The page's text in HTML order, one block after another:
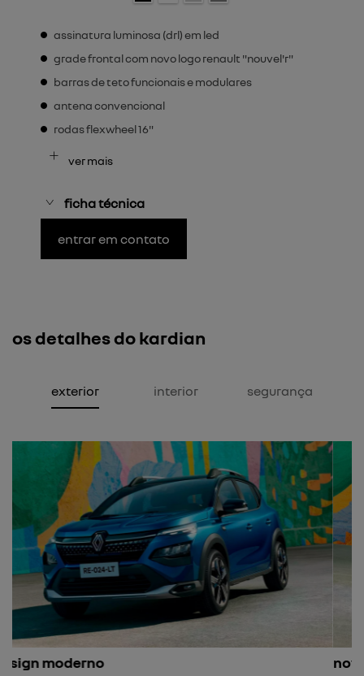
assinatura luminosa (drl) em led
grade frontal com novo logo renault "nouvel'r"
barras de teto funcionais e modulares
antena convencional
rodas flexwheel 16"
ver mais
ficha técnica
entrar em contato
os detalhes do kardian
exterior interior segurança
nova cor